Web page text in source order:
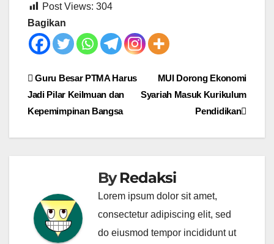
Post Views: 304
Bagikan
Post
navigation
MUI Dorong Ekonomi
Syariah Masuk Kurikulum
Pendidikan
Guru Besar PTMA Harus
Jadi Pilar Keilmuan dan
Kepemimpinan Bangsa
ByRedaksi
Lorem ipsum dolor sit amet,
consectetur adipiscing elit, sed
do eiusmod tempor incididunt ut